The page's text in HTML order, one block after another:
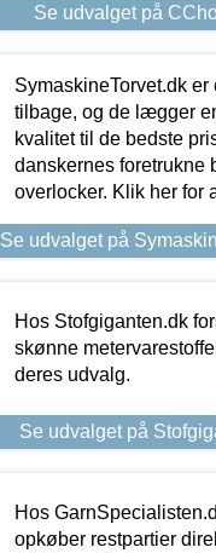
Se udvalget på
SymaskineTorvet.dk
tilbage, og de lægger
kvalitet til de bedste
danskernes foretrukne
overlocker. Klik her for
Se udvalget på
Hos Stofgiganten.dk
skønne
deres udvalg.
Se udvalget på
Hos
opkøber restpartier